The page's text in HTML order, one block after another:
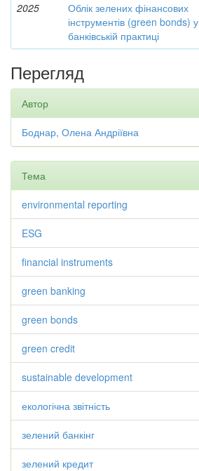
2025
Облік зелених фінансових
інструментів (green bonds) у
банківській практиці
Перегляд
Автор
Боднар, Олена Андріївна
Тема
environmental reporting
ESG
financial instruments
green banking
green bonds
green credit
sustainable development
екологічна звітність
зелений банкінг
зелений кредит